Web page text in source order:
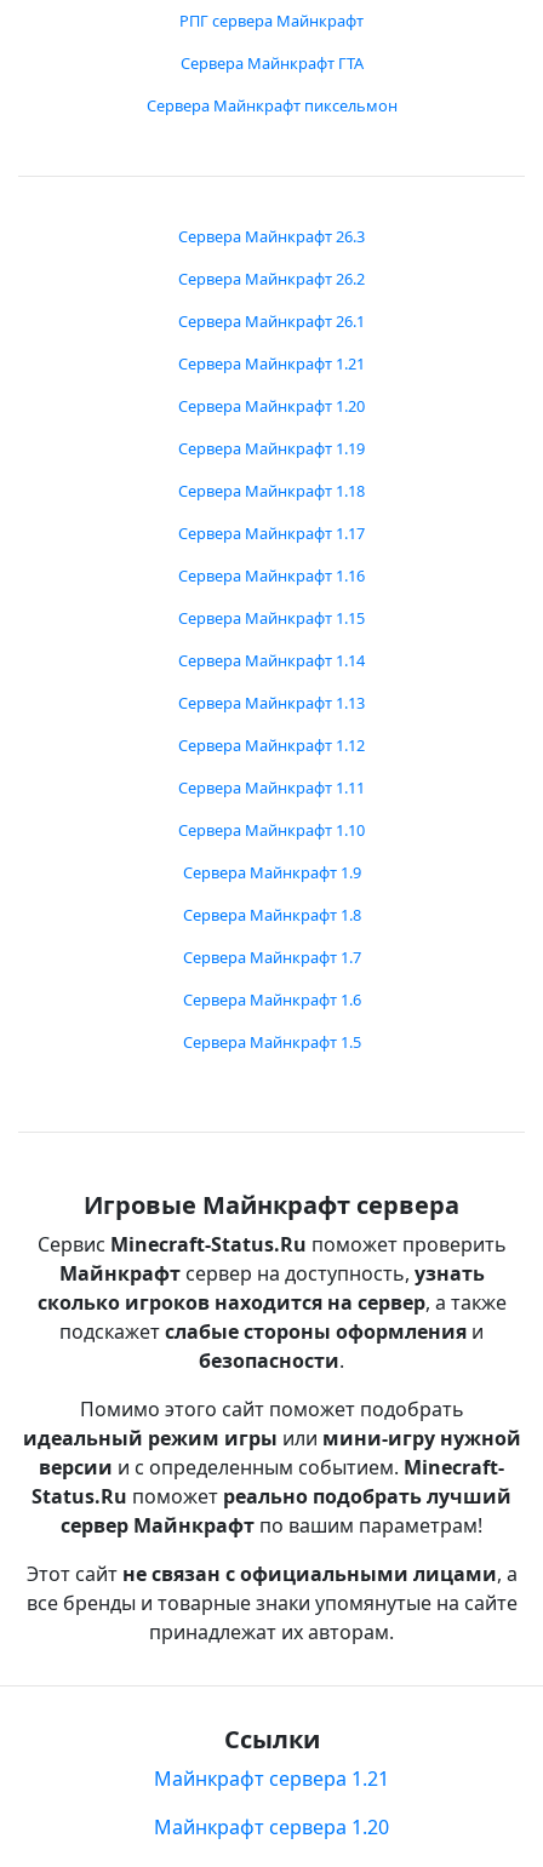
РПГ сервера Майнкрафт
Сервера Майнкрафт ГТА
Сервера Майнкрафт пиксельмон
Сервера Майнкрафт 26.3
Сервера Майнкрафт 26.2
Сервера Майнкрафт 26.1
Сервера Майнкрафт 1.21
Сервера Майнкрафт 1.20
Сервера Майнкрафт 1.19
Сервера Майнкрафт 1.18
Сервера Майнкрафт 1.17
Сервера Майнкрафт 1.16
Сервера Майнкрафт 1.15
Сервера Майнкрафт 1.14
Сервера Майнкрафт 1.13
Сервера Майнкрафт 1.12
Сервера Майнкрафт 1.11
Сервера Майнкрафт 1.10
Сервера Майнкрафт 1.9
Сервера Майнкрафт 1.8
Сервера Майнкрафт 1.7
Сервера Майнкрафт 1.6
Сервера Майнкрафт 1.5
Игровые Майнкрафт сервера
Сервис Minecraft-Status.Ru поможет проверить
Майнкрафтсервер на доступность, узнать
сколько игроков находится на сервер, а также
подскажетслабые стороны оформления и
безопасности.
Помимо этого сайт поможет подобрать
идеальный режим игры или мини-игру нужной
версии и с определенным событием. Minecraft-
Status.Ru поможет реально подобрать лучший
сервер Майнкрафт по вашим параметрам!
Этот сайт не связан с официальными лицами, а
все бренды и товарные знаки упомянутые на сайте
принадлежат их авторам.
Ссылки
Майнкрафт сервера 1.21
Майнкрафт сервера 1.20